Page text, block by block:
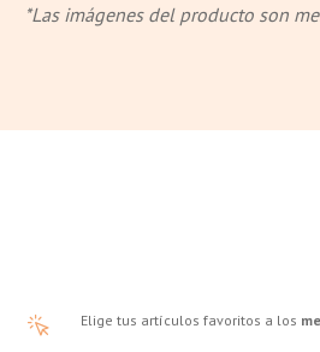
*Las imágenes del producto son
Elige tus artículos favoritos a los